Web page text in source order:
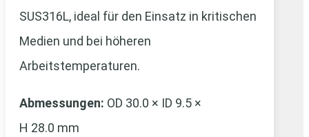
SUS316L, ideal für den Einsatz in kritischen
Medien und bei höheren
Arbeitstemperaturen.
Abmessungen: OD 30.0 × ID 9.5 ×
H 28.0 mm